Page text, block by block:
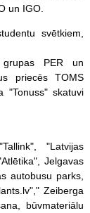
un IGO.
svētkiem,
PER un
priecēs TOMS
"Tonuss" skatuvi
"Latvijas
Jelgavas
autobusu parks,
Zeiberga
būvmateriālu